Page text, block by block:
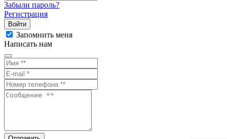
Забыли пароль?
Регистрация
Войти
Запомнить меня
Написать нам